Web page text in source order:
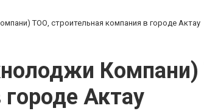
ТОО, строительная компания в городе Актау
Актау